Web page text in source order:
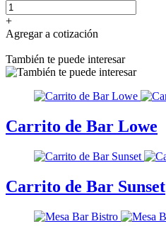
+
Agregar a cotización
También te puede interesar
Carrito de Bar Lowe
Carrito de Bar Sunset